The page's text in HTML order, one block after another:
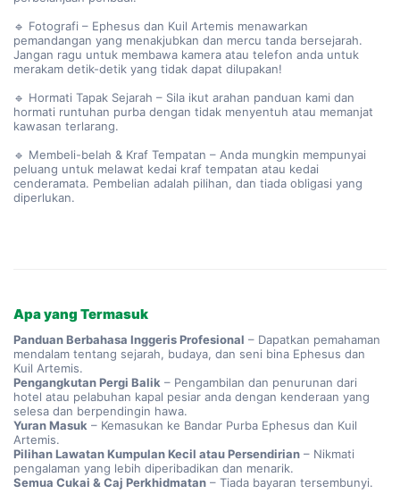
🔹 Fotografi – Ephesus dan Kuil Artemis menawarkan
pemandangan yang menakjubkan dan mercu tanda bersejarah.
Jangan ragu untuk membawa kamera atau telefon anda untuk
merakam detik-detik yang tidak dapat dilupakan!
🔹 Hormati Tapak Sejarah – Sila ikut arahan panduan kami dan
hormati runtuhan purba dengan tidak menyentuh atau memanjat
kawasan terlarang.
🔹 Membeli-belah & Kraf Tempatan – Anda mungkin mempunyai
peluang untuk melawat kedai kraf tempatan atau kedai
cenderamata. Pembelian adalah pilihan, dan tiada obligasi yang
diperlukan.
Apa yang Termasuk
Panduan Berbahasa Inggeris Profesional – Dapatkan pemahaman
mendalam tentang sejarah, budaya, dan seni bina Ephesus dan
Kuil Artemis.
Pengangkutan Pergi Balik – Pengambilan dan penurunan dari
hotel atau pelabuhan kapal pesiar anda dengan kenderaan yang
selesa dan berpendingin hawa.
Yuran Masuk – Kemasukan ke Bandar Purba Ephesus dan Kuil
Artemis.
Pilihan Lawatan Kumpulan Kecil atau Persendirian – Nikmati
pengalaman yang lebih diperibadikan dan menarik.
Semua Cukai & Caj Perkhidmatan – Tiada bayaran tersembunyi.